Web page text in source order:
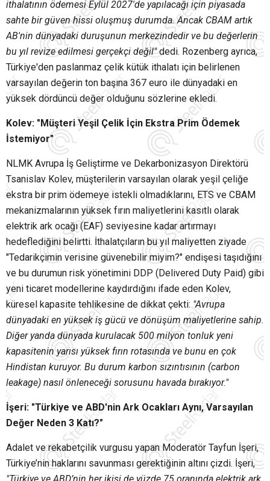
ithalatının ödemesi Eylül 2027'de yapılacağı için piyasada
sahte bir güven hissi oluşmuş durumda. Ancak CBAM artık
AB'nin dünyadaki duruşunun merkezindedir ve bu değerlerin
bu yıl revize edilmesi gerçekçi değil"dedi. Rozenberg ayrıca,
Türkiye'den paslanmaz çelik kütük ithalatı için belirlenen
varsayılan değerin ton başına 367 euro ile dünyadaki en
yüksek dördüncü değer olduğunu sözlerine ekledi.
Kolev: "Müşteri Yeşil Çelik İçin Ekstra Prim Ödemek
İstemiyor"
NLMK Avrupa İş Geliştirme ve Dekarbonizasyon Direktörü
Tsanislav Kolev, müşterilerin varsayılan olarak yeşil çeliğe
ekstra bir prim ödemeye istekli olmadıklarını, ETS ve CBAM
mekanizmalarının yüksek fırın maliyetlerini kasıtlı olarak
elektrik ark ocağı (EAF) seviyesine kadar artırmayı
hedeflediğini belirtti. İthalatçıların bu yıl maliyetten ziyade
"Tedarikçimin verisine güvenebilir miyim?" endişesi taşıdığını
ve bu durumun risk yönetimini DDP (Delivered Duty Paid) gibi
yeni ticaret modellerine kaydırdığını ifade eden Kolev,
küresel kapasite tehlikesine de dikkat çekti:"Avrupa
dünyadaki en yüksek iş gücü ve dönüşüm maliyetlerine sahip.
Diğer yanda dünyada kurulacak 500 milyon tonluk yeni
kapasitenin yarısı yüksek fırın rotasında ve bunu en çok
Hindistan kuruyor. Bu durum karbon sızıntısının (carbon
leakage) nasıl önleneceği sorusunu havada bırakıyor."
İşeri: "Türkiye ve ABD'nin Ark Ocakları Aynı, Varsayılan
Değer Neden 3 Katı?"
Adalet ve rekabetçilik vurgusu yapan Moderatör Tayfun İşeri,
Türkiye’nin haklarını savunması gerektiğinin altını çizdi. İşeri,